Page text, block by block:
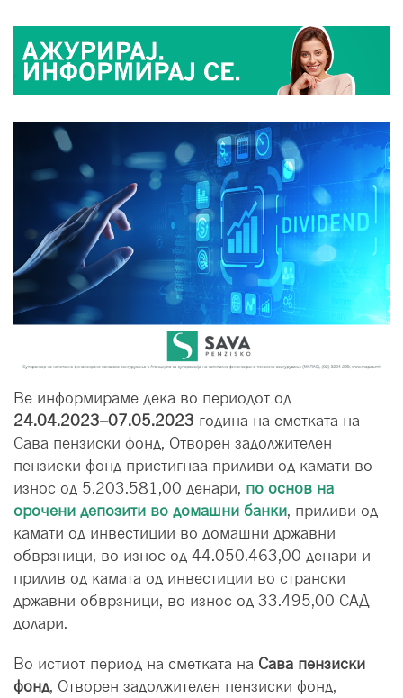
Ве информираме дека во периодот од
24.04.2023–07.05.2023 година на сметката на
Сава пензиски фонд, Отворен задолжителен
пензиски фонд пристигнаа приливи од камати во
износ од 5.203.581,00 денари, по основ на
орочени депозити во домашни банки, приливи од
камати од инвестиции во домашни државни
обврзници, во износ од 44.050.463,00 денари и
прилив од камата од инвестиции во странски
државни обврзници, во износ од 33.495,00 САД
долари.
Во истиот период на сметката на Сава пензиски
фонд, Отворен задолжителен пензиски фонд,